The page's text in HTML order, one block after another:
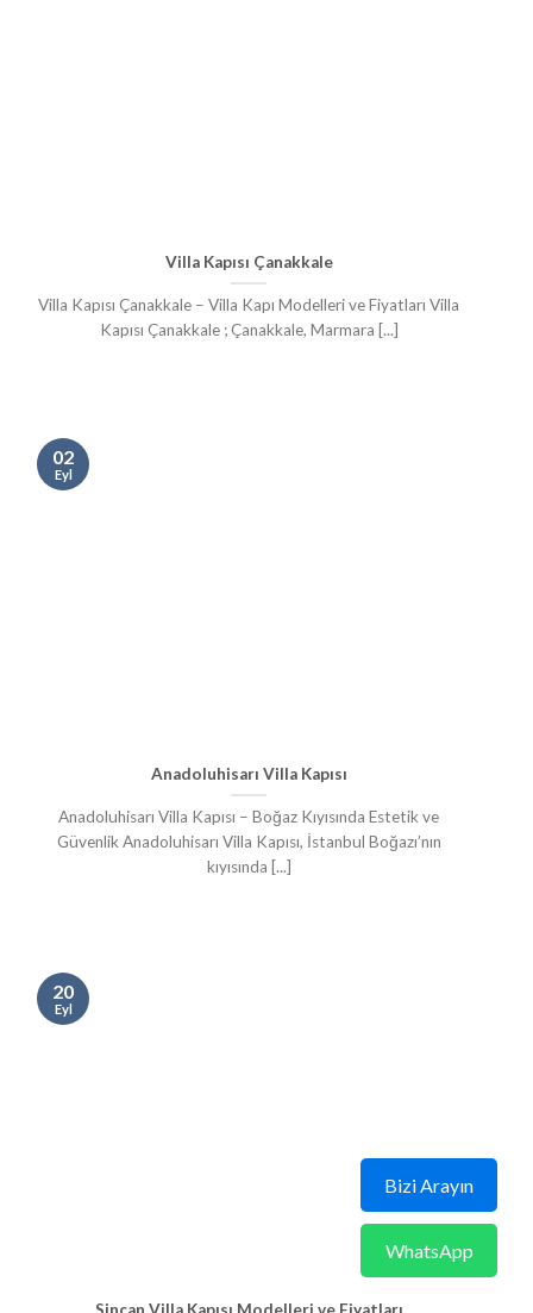
Villa Kapısı Çanakkale
Villa Kapısı Çanakkale – Villa Kapı Modelleri ve Fiyatları Villa
Kapısı Çanakkale ; Çanakkale, Marmara [...]
Anadoluhisarı Villa Kapısı
Anadoluhisarı Villa Kapısı – Boğaz Kıyısında Estetik ve
Güvenlik Anadoluhisarı Villa Kapısı, İstanbul Boğazı’nın
kıyısında [...]
02
Eyl
20
Eyl
Bizi Arayın
WhatsApp